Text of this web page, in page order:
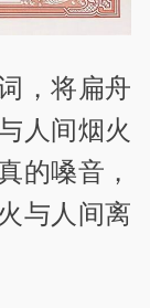
，将扁舟
人间烟火
的嗓音，
与人间离